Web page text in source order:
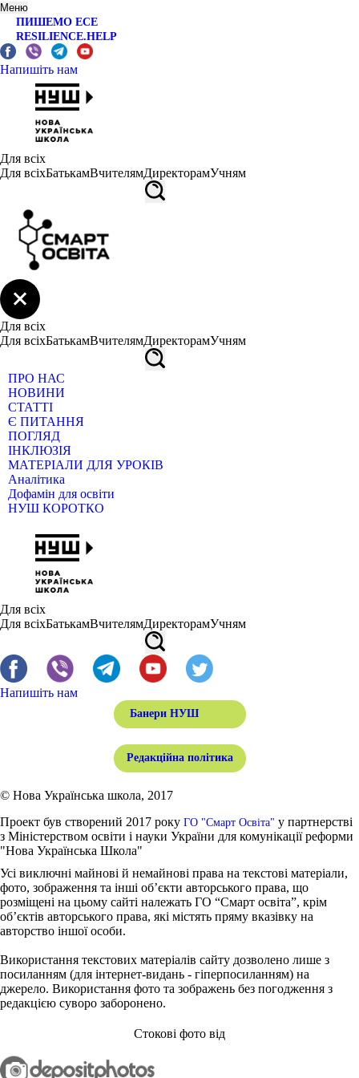
Меню
ПИШЕМО ЕСЕ
RESILIENCE.HELP
Напишіть нам
Для всіх
Для всіхБатькамВчителямДиректорамУчням
Для всіх
Для всіхБатькамВчителямДиректорамУчням
ПРО НАС
НОВИНИ
СТАТТІ
Є ПИТАННЯ
ПОГЛЯД
ІНКЛЮЗІЯ
МАТЕРІАЛИ ДЛЯ УРОКІВ
Аналітика
Дофамін для освіти
НУШ КОРОТКО
Для всіх
Для всіхБатькамВчителямДиректорамУчням
Напишіть нам
Банери НУШ
Редакційна політика
© Нова Українська школа, 2017
Проект був створений 2017 року ГО "Смарт Освіта" у партнерстві
з Міністерством освіти і науки України для комунікації реформи
"Нова Українська Школа"
Усі виключні майнові й немайнові права на текстові матеріали,
фото, зображення та інші об’єкти авторського права, що
розміщені на цьому сайті належать ГО “Смарт освіта”, крім
об’єктів авторського права, які містять пряму вказівку на
авторство іншої особи.
Використання текстових матеріалів сайту дозволено лише з
посиланням (для інтернет-видань - гіперпосиланням) на
джерело. Використання фото та зображень без погодження з
редакцією суворо заборонено.
Стокові фото від